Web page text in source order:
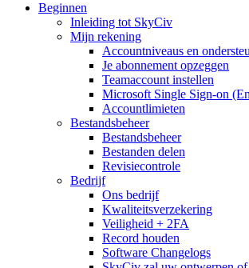
Beginnen
Inleiding tot SkyCiv
Mijn rekening
Accountniveaus en
Je abonnement opzeggen
Teamaccount instellen
Microsoft Single Sign-on
Accountlimieten
Bestandsbeheer
Bestandsbeheer
Bestanden delen
Revisiecontrole
Bedrijf
Ons bedrijf
Kwaliteitsverzekering
Veiligheid + 2FA
Record houden
Software Changelogs